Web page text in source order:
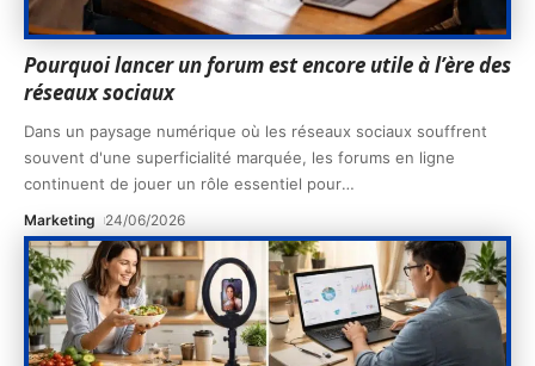
Pourquoi lancer un forum est encore utile à l’ère des
réseaux sociaux
Dans un paysage numérique où les réseaux sociaux souffrent
souvent d'une superficialité marquée, les forums en ligne
continuent de jouer un rôle essentiel pour…
Marketing 24/06/2026